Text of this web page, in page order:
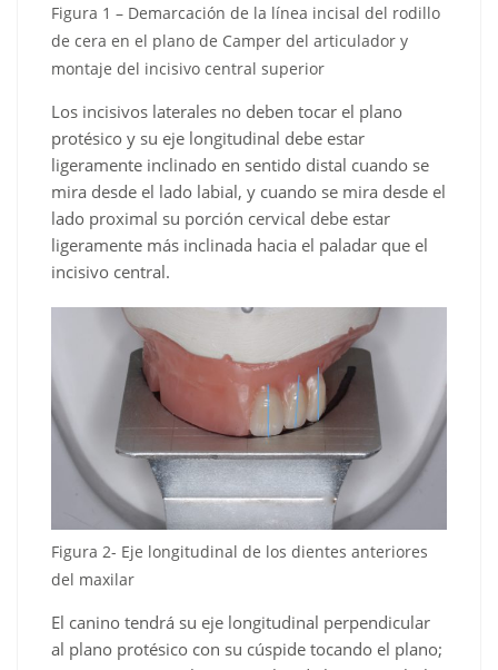
Figura 1 – Demarcación de la línea incisal del rodillo
de cera en el plano de Camper del articulador y
montaje del incisivo central superior
Los incisivos laterales no deben tocar el plano
protésico y su eje longitudinal debe estar
ligeramente inclinado en sentido distal cuando se
mira desde el lado labial, y cuando se mira desde el
lado proximal su porción cervical debe estar
ligeramente más inclinada hacia el paladar que el
incisivo central.
Figura 2- Eje longitudinal de los dientes anteriores
del maxilar
El canino tendrá su eje longitudinal perpendicular
al plano protésico con su cúspide tocando el plano;